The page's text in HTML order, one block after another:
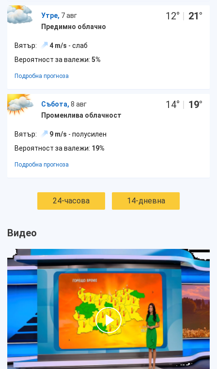
Утре, 7 авг
Предимно облачно
12° | 21°
Вятър: 4 m/s - слаб
Вероятност за валежи: 5%
Подробна прогноза
Събота, 8 авг
Променлива облачност
14° | 19°
Вятър: 9 m/s - полусилен
Вероятност за валежи: 19%
Подробна прогноза
24-часова 14-дневна
Видео